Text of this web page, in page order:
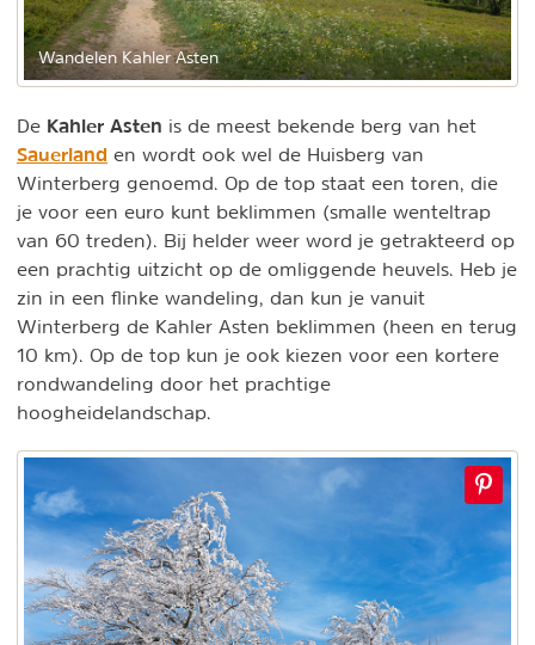
Wandelen Kahler Asten
De Kahler Asten is de meest bekende berg van het
Sauerland en wordt ook wel de Huisberg van
Winterberg genoemd. Op de top staat een toren, die
je voor een euro kunt beklimmen (smalle wenteltrap
van 60 treden). Bij helder weer word je getrakteerd op
een prachtig uitzicht op de omliggende heuvels. Heb je
zin in een flinke wandeling, dan kun je vanuit
Winterberg de Kahler Asten beklimmen (heen en terug
10 km). Op de top kun je ook kiezen voor een kortere
rondwandeling door het prachtige
hoogheidelandschap.